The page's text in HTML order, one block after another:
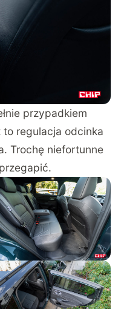
przypadkiem
regulacja odcinka
Trochę niefortunne